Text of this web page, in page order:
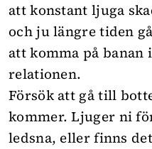
att konstant ljuga
och ju längre tiden
att komma på banan
relationen.
Försök att gå till
kommer. Ljuger ni
ledsna, eller finns